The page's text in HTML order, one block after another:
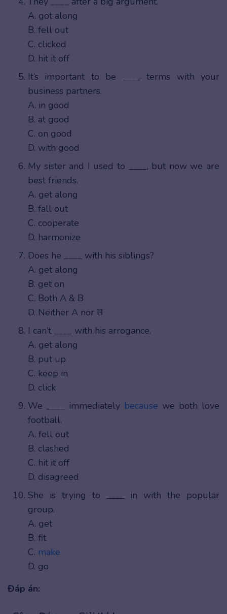
A. got along
B. fell out
C. clicked
D. hit it off
It’s important to be ____ terms with your
business partners.
A. in good
B. at good
C. on good
D. with good
My sister and I used to ____, but now we are
best friends.
A. get along
B. fall out
C. cooperate
D. harmonize
Does he ____ with his siblings?
A. get along
B. get on
C. Both A & B
D. Neither A nor B
I can’t ____ with his arrogance.
A. get along
B. put up
C. keep in
D. click
We ____ immediately because we both love
football.
A. fell out
B. clashed
C. hit it off
D. disagreed
She is trying to ____ in with the popular
group.
A. get
B. fit
C. make
D. go
Đáp án: